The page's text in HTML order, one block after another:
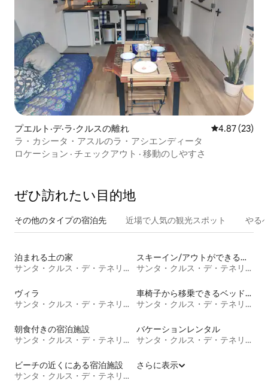
プエルト·デ·ラ·クルスの離れ レビュー23
4.87 (23)
ラ・カシータ・アスルのラ・アシエンディータ
ロケーション · チェックアウト · 移動のしやすさ
ぜひ訪⁠れ⁠た⁠い目⁠的⁠地
その他のタ⁠イ⁠プ⁠の宿⁠泊⁠先 近場で人気の観光スポット やる
泊まれる土の家
サンタ・クルス・デ・テネリフェ県
スキーイン/アウトができる宿泊先
サンタ・クルス・デ・テネリフェ県
ヴィラ
サンタ・クルス・デ・テネリフェ県
車椅子から移乗できるベッドがある宿泊施設
サンタ・クルス・デ・テネリフェ県
朝食付きの宿泊施設
サンタ・クルス・デ・テネリフェ県
バケーションレンタル
サンタ・クルス・デ・テネリフェ県
ビーチの近くにある宿泊施設
サンタ・クルス・デ・テネリフェ県
さらに表示